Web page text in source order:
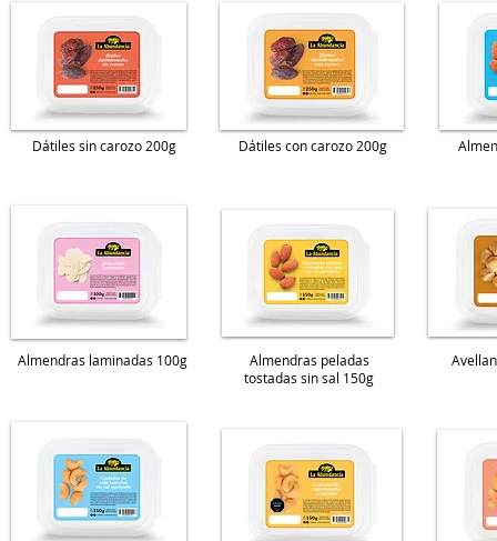
Dátiles sin carozo 200g Dátiles con carozo 200g
Almendras laminadas 100g
Almendras peladas
tostadas sin sal 150g